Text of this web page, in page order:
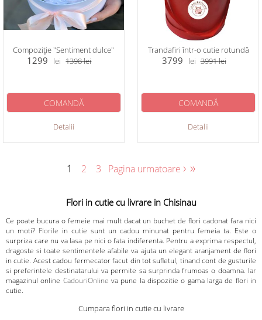
Compoziție "Sentiment dulce"
1299 lei 1398lei
Detalii
COMANDĂ
Trandafiri într-o cutie rotundă
3799 lei 3991lei
Detalii
COMANDĂ
1 2 3 Pagina urmatoare › »
Flori in cutie cu livrare in Chisinau
Ce poate bucura o femeie mai mult dacat un buchet de flori cadonat fara nici
un moti? Florile in cutie sunt un cadou minunat pentru femeia ta. Este o
surpriza care nu va lasa pe nici o fata indiferenta. Pentru a exprima respectul,
dragoste si toate sentimentele afabile va ajuta un elegant aranjament de flori
in cutie. Acest cadou fermecator facut din tot sufletul, tinand cont de gusturile
si preferintele destinatarului va permite sa surprinda frumoas o doamna. Iar
magazinul online CadouriOnline va pune la dispozitie o gama larga de flori in
cutie.
Cumpara flori in cutie cu livrare